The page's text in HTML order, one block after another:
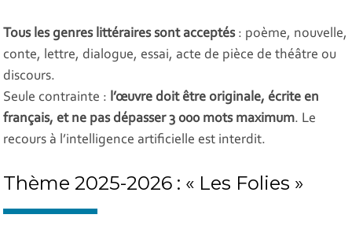
Tous les genres littéraires sont acceptés: poème, nouvelle,
conte, lettre, dialogue, essai, acte de pièce de théâtre ou
discours.
Seule contrainte : l’œuvre doit être originale, écrite en
français, et ne pas dépasser 3 000 mots maximum. Le
recours à l’intelligence artificielle est interdit.
Thème 2025-2026 : « Les Folies »